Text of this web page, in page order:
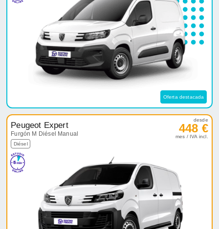
Oferta destacada
Peugeot Expert
Furgón M Diésel Manual
Diésel
desde
448 €
mes / IVA incl.